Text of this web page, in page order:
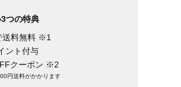
つの特典
送料無料 ※1
ント付与
クーポン ※2
円送料がかかります